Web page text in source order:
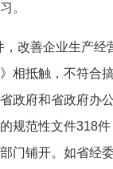
。
，改善企业生产
相抵触，不符合
政府和省政府办
规范性文件318
门铺开。如省经